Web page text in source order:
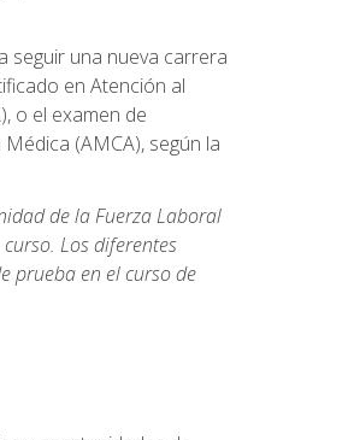
seguir una nueva carrera
en Atención al
o el examen de
(AMCA), según la
de la Fuerza Laboral
Los diferentes
prueba en el curso de